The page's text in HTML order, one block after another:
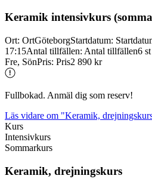
Keramik intensivkurs
Ort: OrtGöteborgStartdatum:
17:15Antal tillfällen: Antal tillfällen6
Fre, SönPris: Pris2 890 kr
Fullbokad. Anmäl dig som reserv!
Läs vidare om "Keramik,
Kurs
Intensivkurs
Sommarkurs
Keramik, drejningskurs